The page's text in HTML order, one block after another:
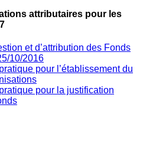
attributaires pour les
et d’attribution des Fonds
10/2016
pour l’établissement du
pour la justification